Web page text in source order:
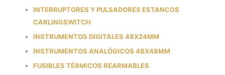
INTERRUPTORES Y PULSADORES ESTANCOS
CARLINGSWITCH
INSTRUMENTOS DIGITALES 48X24MM
INSTRUMENTOS ANALÓGICOS 48X48MM
FUSIBLES TÉRMICOS REARMABLES